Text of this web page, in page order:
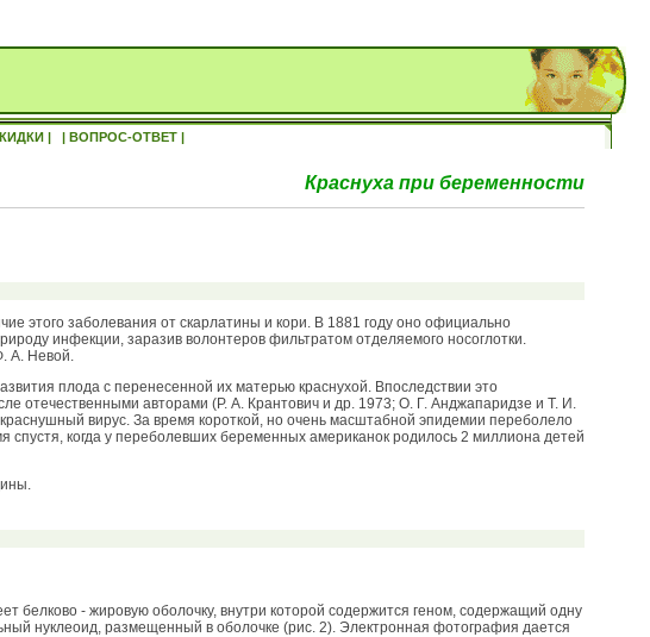
| | ВОПРОС-ОТВЕТ |
Краснуха при беременности
этого заболевания от скарлатины и кори. В 1881 году оно официально
инфекции, заразив волонтеров фильтратом отделяемого носоглотки.
А. Невой.
плода с перенесенной их матерью краснухой. Впоследствии это
отечественными авторами (Р. А. Крантович и др. 1973; О. Г. Анджапаридзе и Т. И.
вирус. За время короткой, но очень масштабной эпидемии переболело
когда у переболевших беременных американок родилось 2 миллиона детей
белково - жировую оболочку, внутри которой содержится геном, содержащий одну
нуклеоид, размещенный в оболочке (рис. 2). Электронная фотография дается